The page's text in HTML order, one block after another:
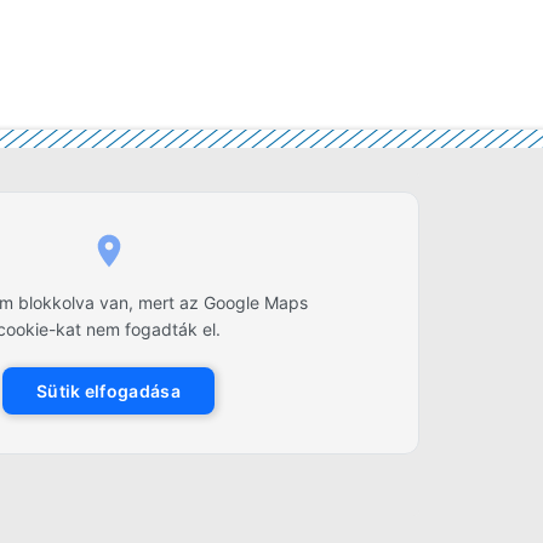
blokkolva van, mert az Google Maps
kat nem fogadták el.
Sütik elfogadása